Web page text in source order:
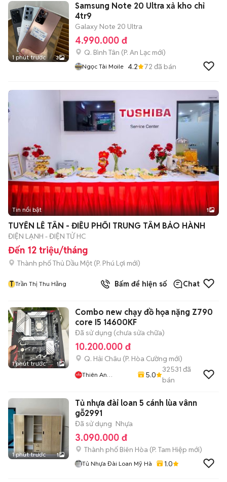
1 phút trước 3
Samsung Note 20 Ultra xả kho chỉ
4tr9
Galaxy Note 20 Ultra
4.990.000 đ
Q. Bình Tân (P. An Lạc mới)
Ngọc Tài Moile 4.2 72 đã bán
Tin nổi bật 1
TUYỂN LỄ TÂN - ĐIỀU PHỐI TRUNG TÂM BẢO HÀNH
ĐIỆN LẠNH - ĐIỆN TỬ HC
Đến 12 triệu/tháng
Thành phố Thủ Dầu Một (P. Phú Lợi mới)
T Trần Thị Thu Hằng Bấm để hiện số Chat
1 phút trước 1
Combo new chạy đồ họa nặng Z790
core I5 14600KF
Đã sử dụng (chưa sửa chữa)
10.200.000 đ
Q. Hải Châu (P. Hòa Cường mới)
Thiên An
5.0
32531 đã
bán
1 phút trước 1
Tủ nhựa đài loan 5 cánh lùa vânn
gỗ2991
Đã sử dụng Nhựa
3.090.000 đ
Thành phố Biên Hòa (P. Tam Hiệp mới)
Tủ Nhựa Đài Loan Mỹ Hà 1.0